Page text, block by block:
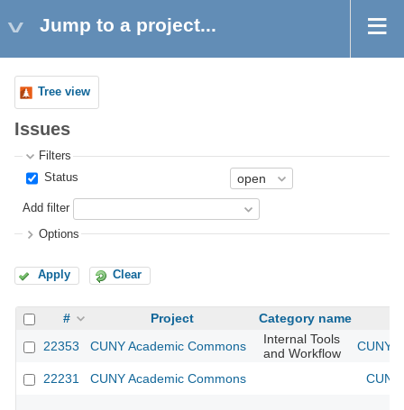
Jump to a project...
Tree view
Issues
Filters
Status
Add filter
Options
Apply Clear
# Project
Category name
22353
CUNY Academic Commons
Internal Tools
and Workflow
CUNY
22231 CUNY Academic Commons